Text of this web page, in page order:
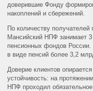
доверившие Фонду
накоплений и сбережений.
По количеству
Мансийский НПФ занимает
пенсионных фондов
в виде пенсий более 3,2
Доверие клиентов
устойчивость: на
НПФ проходил